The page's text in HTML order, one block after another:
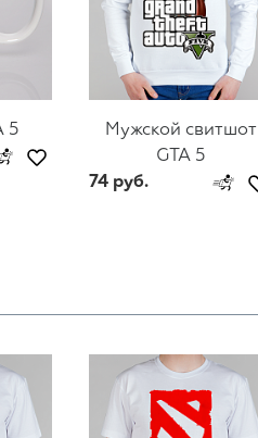
5
Мужской свитшот
GTA 5
74 руб.